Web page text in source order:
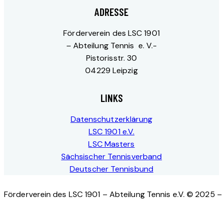
ADRESSE
Förderverein des LSC 1901
– Abteilung Tennis e. V.-
Pistorisstr. 30
04229 Leipzig
LINKS
Datenschutzerklärung
LSC 1901 e.V.
LSC Masters
Sächsischer Tennisverband
Deutscher Tennisbund
Förderverein des LSC 1901 – Abteilung Tennis e.V. © 2025